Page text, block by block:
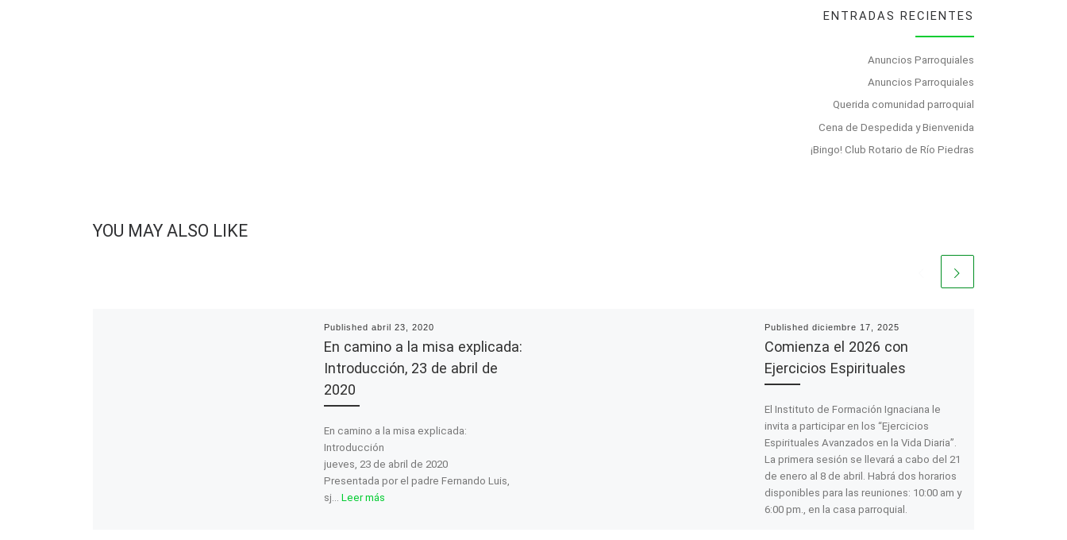
YOU MAY ALSO LIKE
Published abril 23, 2020
En camino a la misa explicada:
Introducción, 23 de abril de
2020
En camino a la misa explicada:
Introducción
jueves, 23 de abril de 2020
Presentada por el padre Fernando Luis,
sj… Leer más
Published diciembre 17, 2025
Comienza el 2026 con
Ejercicios Espirituales
El Instituto de Formación Ignaciana le
invita a participar en los “Ejercicios
Espirituales Avanzados en la Vida Diaria”.
La primera sesión se llevará a cabo del 21
de enero al 8 de abril. Habrá dos horarios
disponibles para las reuniones: 10:00 am y
6:00 pm., en la casa parroquial.
ENTRADAS RECIENTES
Anuncios Parroquiales
Anuncios Parroquiales
Querida comunidad parroquial
Cena de Despedida y Bienvenida
¡Bingo! Club Rotario de Río Piedras